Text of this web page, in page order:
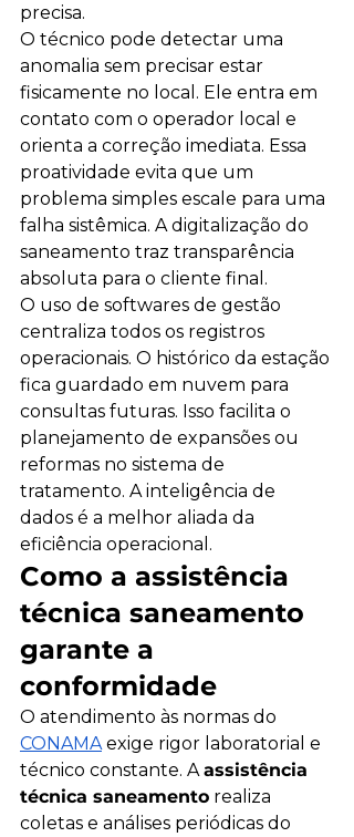
precisa.
O técnico pode detectar uma
anomalia sem precisar estar
fisicamente no local. Ele entra em
contato com o operador local e
orienta a correção imediata. Essa
proatividade evita que um
problema simples escale para uma
falha sistêmica. A digitalização do
saneamento traz transparência
absoluta para o cliente final.
O uso de softwares de gestão
centraliza todos os registros
operacionais. O histórico da estação
fica guardado em nuvem para
consultas futuras. Isso facilita o
planejamento de expansões ou
reformas no sistema de
tratamento. A inteligência de
dados é a melhor aliada da
eficiência operacional.
Como a assistência
técnica saneamento
garante a
conformidade
O atendimento às normas do
CONAMA exige rigor laboratorial e
técnico constante. A assistência
técnica saneamento realiza
coletas e análises periódicas do